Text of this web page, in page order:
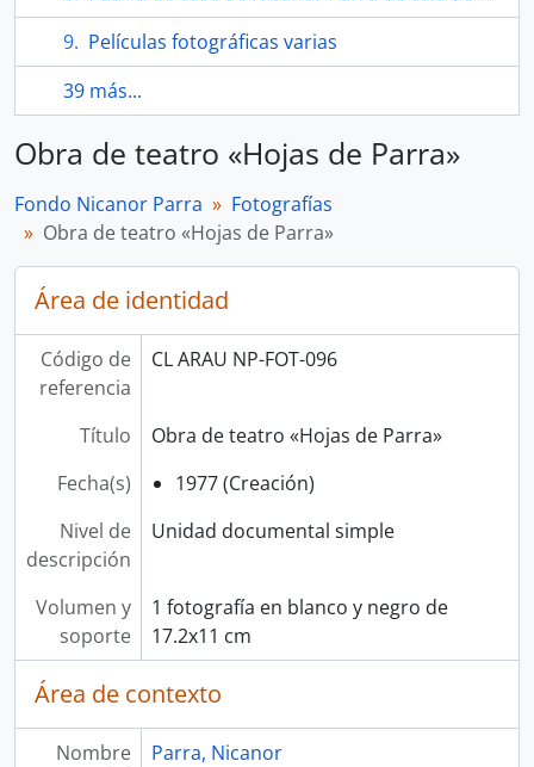
Películas fotográficas varias
39 más...
Obra de teatro «Hojas de Parra»
Fondo Nicanor Parra
Fotografías
Obra de teatro «Hojas de Parra»
Área de identidad
Código de
referencia
CL ARAU NP-FOT-096
Título
Obra de teatro «Hojas de Parra»
Fecha(s)
1977 (Creación)
Nivel de
descripción
Unidad documental simple
Volumen y
soporte
1 fotografía en blanco y negro de
17.2x11 cm
Área de contexto
Nombre
Parra, Nicanor